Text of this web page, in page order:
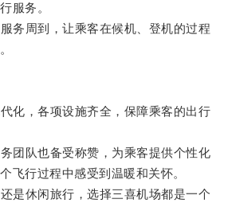
服务。
周到，让乘客在候机、登机的过程
，各项设施齐全，保障乘客的出行
队也备受称赞，为乘客提供个性化
飞行过程中感受到温暖和关怀。
休闲旅行，选择三喜机场都是一个